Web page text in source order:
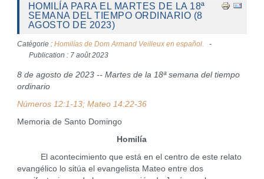
HOMILÍA PARA EL MARTES DE LA 18ª
SEMANA DEL TIEMPO ORDINARIO (8
AGOSTO DE 2023)
Catégorie : Homilías de Dom Armand Veilleux en español.
Publication : 7 août 2023
8 de agosto de 2023 -- Martes de la 18ª semana del tiempo
ordinario
Números 12:1-13; Mateo 14:22-36
Memoria de Santo Domingo
Homilía
El acontecimiento que está en el centro de este relato
evangélico lo sitúa el evangelista Mateo entre dos